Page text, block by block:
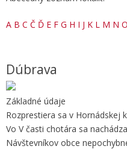
A B C Č Ď E F G H I J K L M N O
Dúbrava
Základné údaje
Rozprestiera sa v Hornádskej
Vo V časti chotára sa
Návštevníkov obce